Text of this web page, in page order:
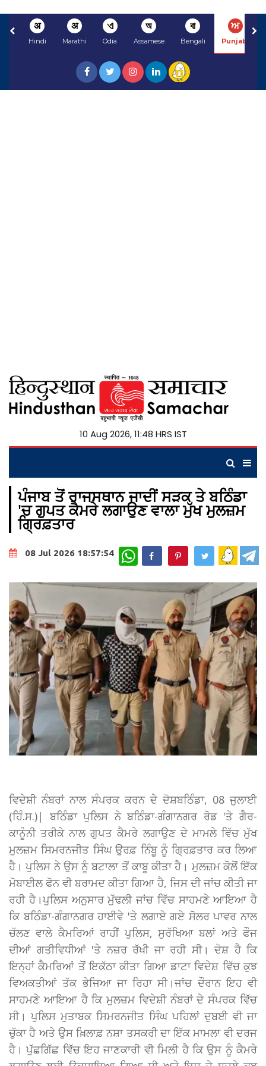
अ
Hindi
अ
Marathi
ଏ
Odia
অ
Assamese
বা
Bengali
ਅ
Punjabi
10 Aug 2026, 11:48 HRS IST
ਪੰਜਾਬ ਤੋਂ ਰਾਜਸਥਾਨ ਜਾਦੀਂ ਸੜਕ ਤੇ ਬਠਿੰਡਾ
'ਚ ਗੁਪਤ ਕੈਮਰੇ ਲਗਾਉਣ ਵਾਲਾ ਮੁੱਖ ਮੁਲਜ਼ਮ
ਗ੍ਰਿਫ਼ਤਾਰ
08 Jul 2026 18:57:54 WhatsApp
ਵਿਦੇਸ਼ੀ ਨੰਬਰਾਂ ਨਾਲ ਸੰਪਰਕ ਕਰਨ ਦੇ ਦੋਸ਼ਬਠਿੰਡਾ, 08 ਜੁਲਾਈ
(ਹਿੰ.ਸ.)| ਬਠਿੰਡਾ ਪੁਲਿਸ ਨੇ ਬਠਿੰਡਾ-ਗੰਗਾਨਗਰ ਰੋਡ 'ਤੇ ਗੈਰ-
ਕਾਨੂੰਨੀ ਤਰੀਕੇ ਨਾਲ ਗੁਪਤ ਕੈਮਰੇ ਲਗਾਉਣ ਦੇ ਮਾਮਲੇ ਵਿੱਚ ਮੁੱਖ
ਮੁਲਜ਼ਮ ਸਿਮਰਨਜੀਤ ਸਿੰਘ ਉਰਫ਼ ਨਿੰਬੂ ਨੂੰ ਗ੍ਰਿਫ਼ਤਾਰ ਕਰ ਲਿਆ
ਹੈ। ਪੁਲਿਸ ਨੇ ਉਸ ਨੂੰ ਬਟਾਲਾ ਤੋਂ ਕਾਬੂ ਕੀਤਾ ਹੈ। ਮੁਲਜ਼ਮ ਕੋਲੋਂ ਇੱਕ
ਮੋਬਾਈਲ ਫੋਨ ਵੀ ਬਰਾਮਦ ਕੀਤਾ ਗਿਆ ਹੈ, ਜਿਸ ਦੀ ਜਾਂਚ ਕੀਤੀ ਜਾ
ਰਹੀ ਹੈ।ਪੁਲਿਸ ਅਨੁਸਾਰ ਮੁੱਢਲੀ ਜਾਂਚ ਵਿੱਚ ਸਾਹਮਣੇ ਆਇਆ ਹੈ
ਕਿ ਬਠਿੰਡਾ-ਗੰਗਾਨਗਰ ਹਾਈਵੇ 'ਤੇ ਲਗਾਏ ਗਏ ਸੋਲਰ ਪਾਵਰ ਨਾਲ
ਚੱਲਣ ਵਾਲੇ ਕੈਮਰਿਆਂ ਰਾਹੀਂ ਪੁਲਿਸ, ਸੁਰੱਖਿਆ ਬਲਾਂ ਅਤੇ ਫੌਜ
ਦੀਆਂ ਗਤੀਵਿਧੀਆਂ 'ਤੇ ਨਜ਼ਰ ਰੱਖੀ ਜਾ ਰਹੀ ਸੀ। ਦੋਸ਼ ਹੈ ਕਿ
ਇਨ੍ਹਾਂ ਕੈਮਰਿਆਂ ਤੋਂ ਇਕੱਠਾ ਕੀਤਾ ਗਿਆ ਡਾਟਾ ਵਿਦੇਸ਼ ਵਿੱਚ ਕੁਝ
ਵਿਅਕਤੀਆਂ ਤੱਕ ਭੇਜਿਆ ਜਾ ਰਿਹਾ ਸੀ।ਜਾਂਚ ਦੌਰਾਨ ਇਹ ਵੀ
ਸਾਹਮਣੇ ਆਇਆ ਹੈ ਕਿ ਮੁਲਜ਼ਮ ਵਿਦੇਸ਼ੀ ਨੰਬਰਾਂ ਦੇ ਸੰਪਰਕ ਵਿੱਚ
ਸੀ। ਪੁਲਿਸ ਮੁਤਾਬਕ ਸਿਮਰਨਜੀਤ ਸਿੰਘ ਪਹਿਲਾਂ ਦੁਬਈ ਵੀ ਜਾ
ਚੁੱਕਾ ਹੈ ਅਤੇ ਉਸ ਖ਼ਿਲਾਫ਼ ਨਸ਼ਾ ਤਸਕਰੀ ਦਾ ਇੱਕ ਮਾਮਲਾ ਵੀ ਦਰਜ
ਹੈ। ਪੁੱਛਗਿੱਛ ਵਿੱਚ ਇਹ ਜਾਣਕਾਰੀ ਵੀ ਮਿਲੀ ਹੈ ਕਿ ਉਸ ਨੂੰ ਕੈਮਰੇ